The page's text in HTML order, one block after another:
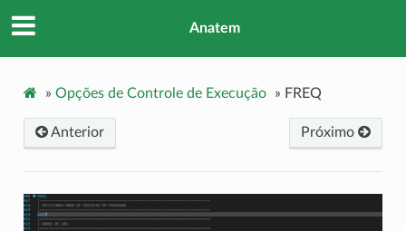
Anatem
» Opções de Controle de Execução » FREQ
Próximo
Anterior